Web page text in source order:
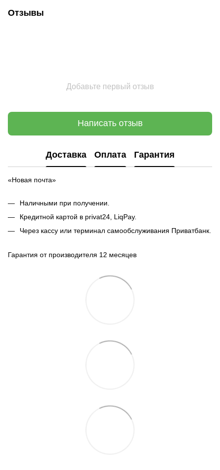
Отзывы
Добавьте первый отзыв
Написать отзыв
Доставка Оплата Гарантия
«Новая почта»
Наличными при получении.
Кредитной картой в privat24, LiqPay.
Через кассу или терминал самообслуживания Приватбанк.
Гарантия от производителя 12 месяцев